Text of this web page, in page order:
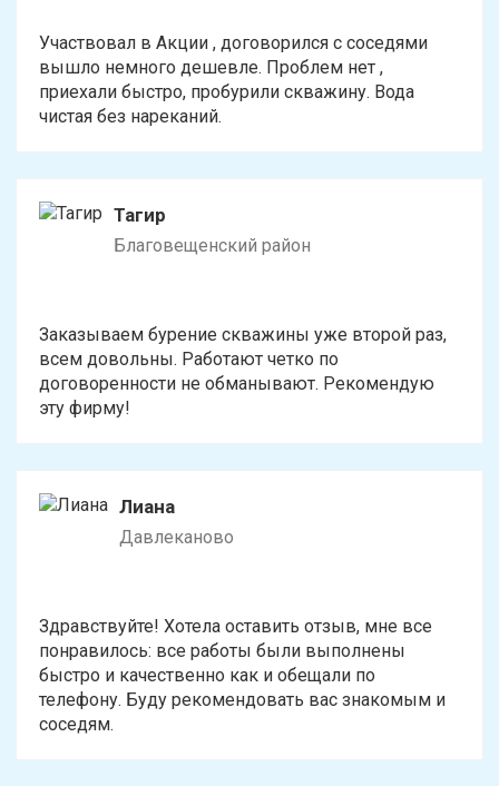
Участвовал в Акции , договорился с соседями
вышло немного дешевле. Проблем нет ,
приехали быстро, пробурили скважину. Вода
чистая без нареканий.
Тагир
Благовещенский район
Заказываем бурение скважины уже второй раз,
всем довольны. Работают четко по
договоренности не обманывают. Рекомендую
эту фирму!
Лиана
Давлеканово
Здравствуйте! Хотела оставить отзыв, мне все
понравилось: все работы были выполнены
быстро и качественно как и обещали по
телефону. Буду рекомендовать вас знакомым и
соседям.